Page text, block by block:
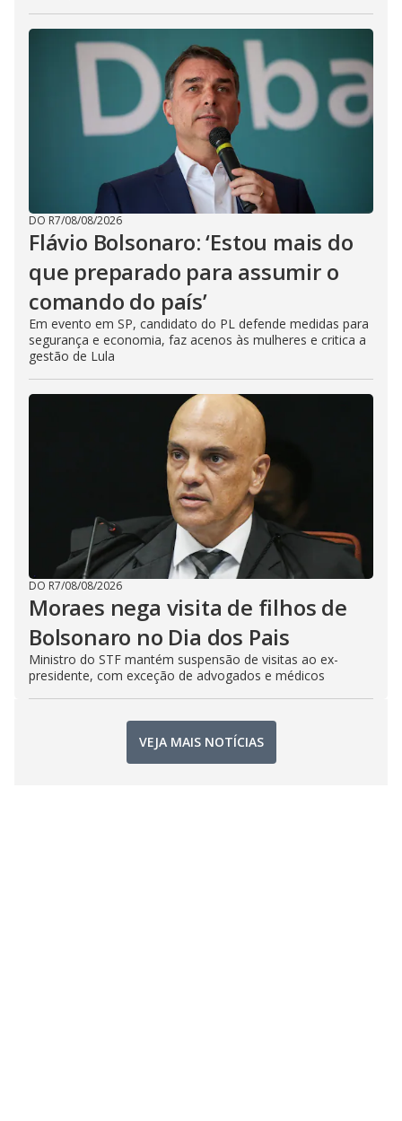
DO R7/08/08/2026
Flávio Bolsonaro: ‘Estou mais do
que preparado para assumir o
comando do país’
Em evento em SP, candidato do PL defende medidas para
segurança e economia, faz acenos às mulheres e critica a
gestão de Lula
DO R7/08/08/2026
Moraes nega visita de filhos de
Bolsonaro no Dia dos Pais
Ministro do STF mantém suspensão de visitas ao ex-
presidente, com exceção de advogados e médicos
VEJA MAIS NOTÍCIAS